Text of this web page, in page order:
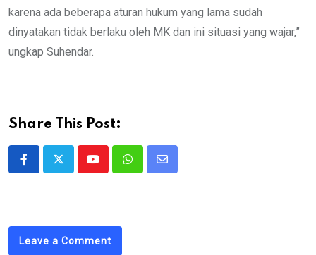
karena ada beberapa aturan hukum yang lama sudah
dinyatakan tidak berlaku oleh MK dan ini situasi yang wajar,”
ungkap Suhendar.
Share This Post:
YoutubeWhatsappShare
Leave a Comment